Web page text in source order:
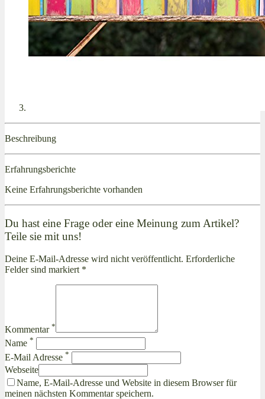
Beschreibung
Erfahrungsberichte
Keine Erfahrungsberichte vorhanden
Du hast eine Frage oder eine Meinung zum Artikel?
Teile sie mit uns!
Deine E-Mail-Adresse wird nicht veröffentlicht. Erforderliche
Felder sind markiert *
Kommentar *
Name *
E-Mail Adresse *
Webseite
Name, E-Mail-Adresse und Website in diesem Browser für
meinen nächsten Kommentar speichern.